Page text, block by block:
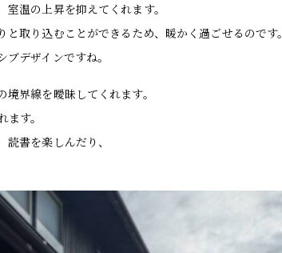
温の上昇を抑えてくれます。
取り込むことができるため、暖かく過ごせるのです。
デザインですね。
界線を曖昧してくれます。
す。
書を楽しんだり、